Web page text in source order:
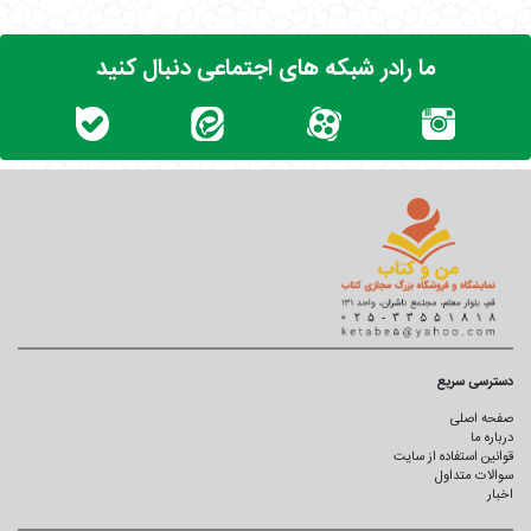
بود. همین‌طوری هم نظم برای طاهر مهم بود، اما بعد از آن تنبیه،
چند برابر اهمیت پیدا کرد و رعایتش می‌کرد. همه طاهر را به ظاهر
منظم و لباس و پوشش آنکاردکرده‌اش می‌شناختند. سرِ نظم
سخت‌گیر هم بود؛ چه وقتی که به عنوان نیروی پایین‌دست در
هوافضای سپاه فعالیت می‌کرد، چه بعدها که به درجهٔ سرداری رسید و
فرمانده یگان پهپادی شد. بعدها همین فرماندهی را دید که او را
تنبیه کرده بود و گفت: «آقا مسعود، یادت هست من را آن اوایل
تنبیه کردی؟» و از تنبیهش تشکر کرد؛ چرا که نظم را برایش جدی‌تر
کرد.
مسعود هم در جواب خندید و گفت: «اگر می‌دانستم بعداً فرمانده‌ام
چرا باید این کتاب را بخوانیم؟
آشنایی با زندگی و شخصیت شهید محمدباقر طاهرپور،
ما رادر شبکه های اجتماعی دنبال کنید
دسترسی سریع
صفحه اصلی
درباره ما
قوانین استفاده از سایت
سوالات متداول
اخبار